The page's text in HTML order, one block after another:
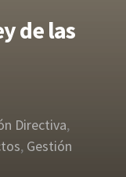
de las
Directiva,
, Gestión